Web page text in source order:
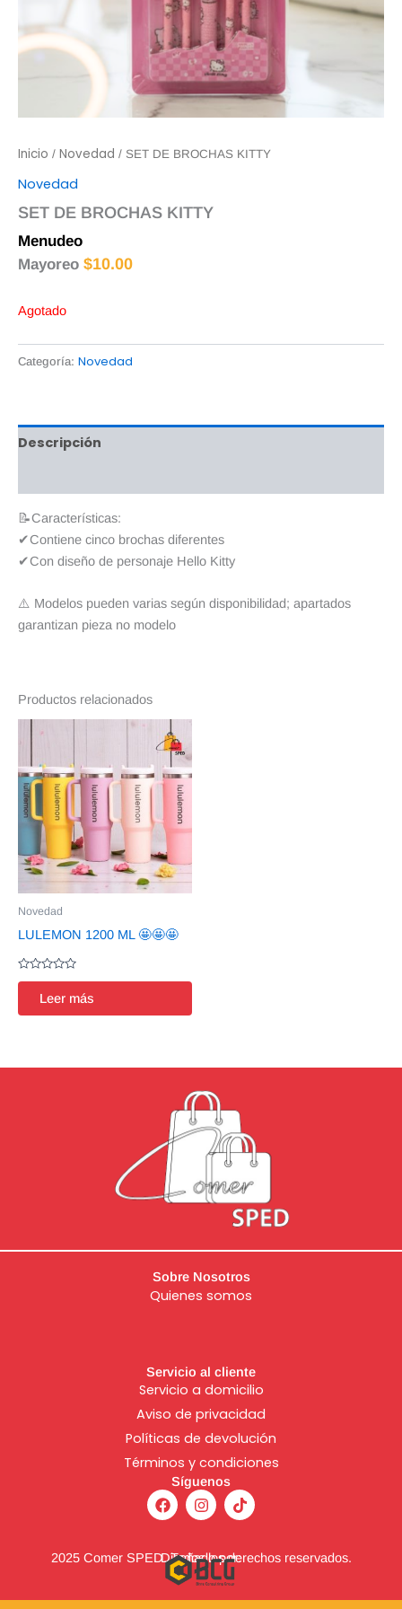
Inicio / Novedad / SET DE BROCHAS KITTY
Novedad
SET DE BROCHAS KITTY
Menudeo
Mayoreo $10.00
Agotado
Categoría: Novedad
Descripción
📝Características:
✔Contiene cinco brochas diferentes
✔Con diseño de personaje Hello Kitty
⚠️ Modelos pueden varias según disponibilidad; apartados
garantizan pieza no modelo
Productos relacionados
Novedad
LULEMON 1200 ML 🤩🤩🤩
Valorado
de
Leer más
Sobre Nosotros
Quienes somos
Servicio al cliente
Servicio a domicilio
Aviso de privacidad
Políticas de devolución
Términos y condiciones
Síguenos
F
a
c
b
o
o
k
I
n
s
a
g
r
a
T
i
k
o
2025 Comer SPED. Todos los derechos reservados.
Diseñado por: